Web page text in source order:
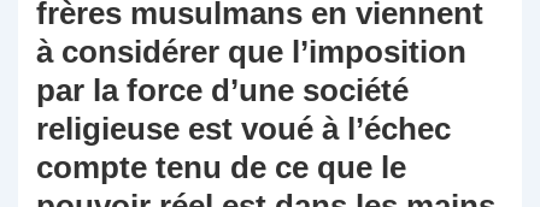
frères musulmans en viennent
à considérer que l’imposition
par la force d’une société
religieuse est voué à l’échec
compte tenu de ce que le